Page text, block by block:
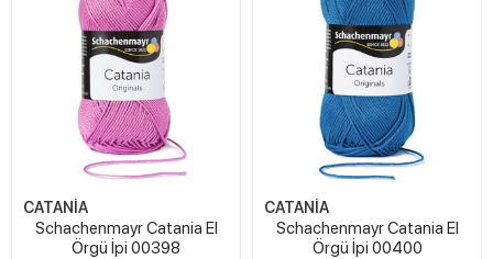
CATANİA
Schachenmayr Catania El
Örgü İpi 00398
CATANİA
Schachenmayr Catania El
Örgü İpi 00400